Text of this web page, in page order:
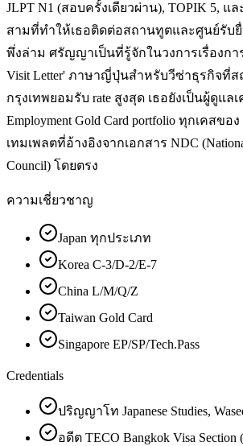
JLPT N1 (สอบครั้งเดียวผ่าน), TOPIK 5, แ
สามที่ทำให้เธอติดต่อสถานทูตและศูนย์รับ
พึ่งล่าม ศรัญญาเป็นที่รู้จักในวงการเรื่องการ
Visit Letter' ภาษาญี่ปุ่นสำหรับวีซ่าธุรกิจที่
กรุงเทพยอมรับ rate สูงสุด เธอยังเป็นผู้ดูแลเ
Employment Gold Card portfolio ทุกเคสขอ
เทมเพลตที่อ้างอิงจากเอกสาร NDC
Council) โดยตรง
ความเชี่ยวชาญ
Japan ทุกประเภท
Korea C-3/D-2/E-7
China L/M/Q/Z
Taiwan Gold Card
Singapore EP/SP/Tech.Pass
Credentials
ปริญญาโท Japanese Studies,
อดีต TECO Bangkok Visa Section